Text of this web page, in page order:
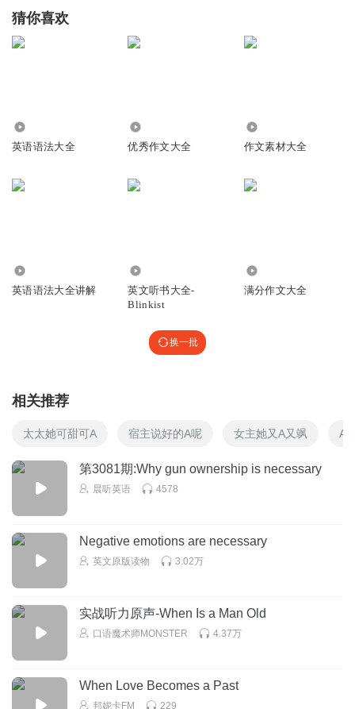
猜你喜欢
英语语法大全 优秀作文大全 作文素材大全
英语语法大全讲解
英文听书大全-
Blinkist
满分作文大全
换一批
相关推荐
太太她可甜可A 宿主说好的A呢 女主她又A又飒 A
第3081期:Why gun ownership is necessary
晨听英语 4578
Negative emotions are necessary
英文原版读物 3.02万
实战听力原声-When Is a Man Old
口语魔术师MONSTER 4.37万
When Love Becomes a Past
邦妮卡FM 229